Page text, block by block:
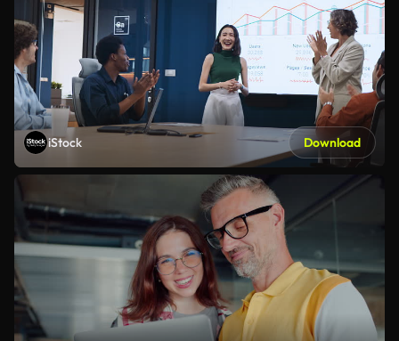
iStock Download